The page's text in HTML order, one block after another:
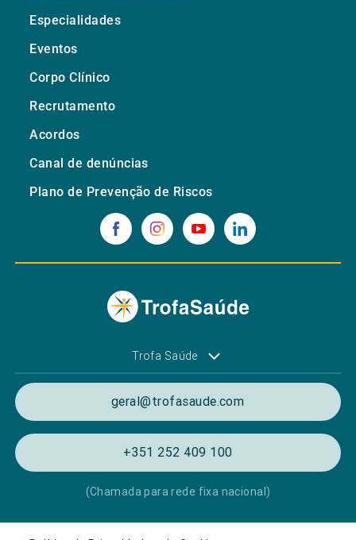
Especialidades
Eventos
Corpo Clínico
Recrutamento
Acordos
Canal de denúncias
Plano de Prevenção de Riscos
Trofa Saúde
geral@trofasaude.com
+351 252 409 100
(Chamada para rede fixa nacional)